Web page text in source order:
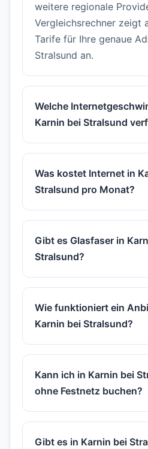
weitere regionale
Vergleichsrechner zeigt
Tarife für Ihre genaue
Stralsund an.
Welche
Karnin bei Stralsund
Was kostet Internet in
Stralsund pro Monat?
Gibt es Glasfaser in
Stralsund?
Wie funktioniert ein
Karnin bei Stralsund?
Kann ich in Karnin bei
ohne Festnetz buchen?
Gibt es in Karnin bei